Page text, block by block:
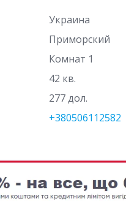
Украина
Приморский
Комнат 1
42 кв.
277 дол.
+380506112582